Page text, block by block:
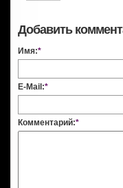
Добавить
Имя:*
E-Mail:*
Комментарий:*